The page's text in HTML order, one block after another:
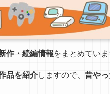
作・続編情報をまとめていま
品を紹介しますので、 昔や